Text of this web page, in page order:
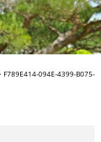
F789E414-094E-4399-B075-